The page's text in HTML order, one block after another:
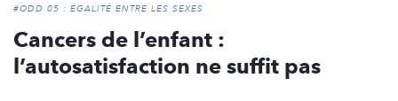
l'engagement
#ODD 05 : ÉGALITÉ ENTRE LES SEXES
Cancers de l’enfant :
l’autosatisfaction ne suffit pas